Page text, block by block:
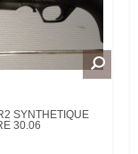
SYNTHETIQUE
30.06